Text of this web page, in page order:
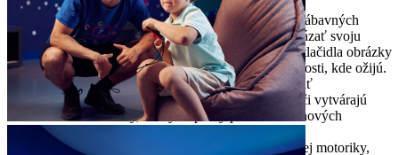
Paint 2 life Aquarium – vyfarbovaním našich zábavných
morských živočíchov môžu malí umelci preukázať svoju
neobmedzenú kreativitu. Potom sa po stlačení tlačidla obrázky
prenesú do virtuálneho akvária v životnej veľkosti, kde ožijú.
Deti sa s nimi môžu hrať a dokonca ich aj kŕmiť
LiteZilla – interaktívna svetelná stena, kde hráči vytvárajú
svetelné obrázky, vzory a správy pomocou dúhových
LitePinov a mriežky
Busy Board – skvelá pomôcka na rozvoj jemnej motoriky,